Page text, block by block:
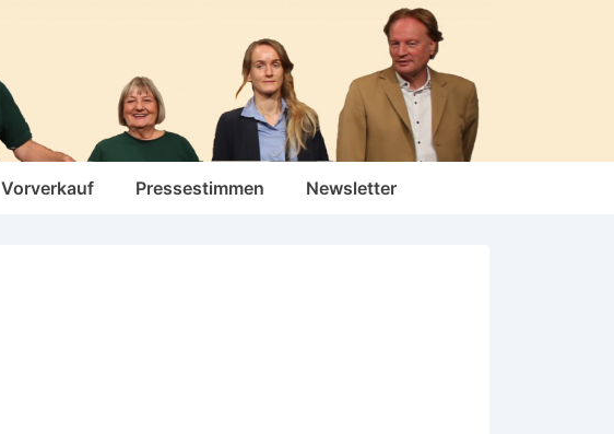
Vorverkauf Pressestimmen Newsletter